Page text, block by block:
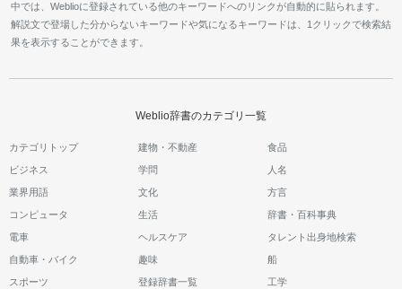
中では、Weblioに登録されている他のキーワードへのリンクが自動的に貼られます。
解説文で登場した分からないキーワードや気になるキーワードは、1クリックで検索結
果を表示することができます。
Weblio辞書のカテゴリ一覧
カテゴリトップ 建物・不動産 食品
ビジネス 学問 人名
業界用語 文化 方言
コンピュータ 生活 辞書・百科事典
電車 ヘルスケア タレント出身地検索
自動車・バイク 趣味 船
スポーツ 登録辞書一覧 工学